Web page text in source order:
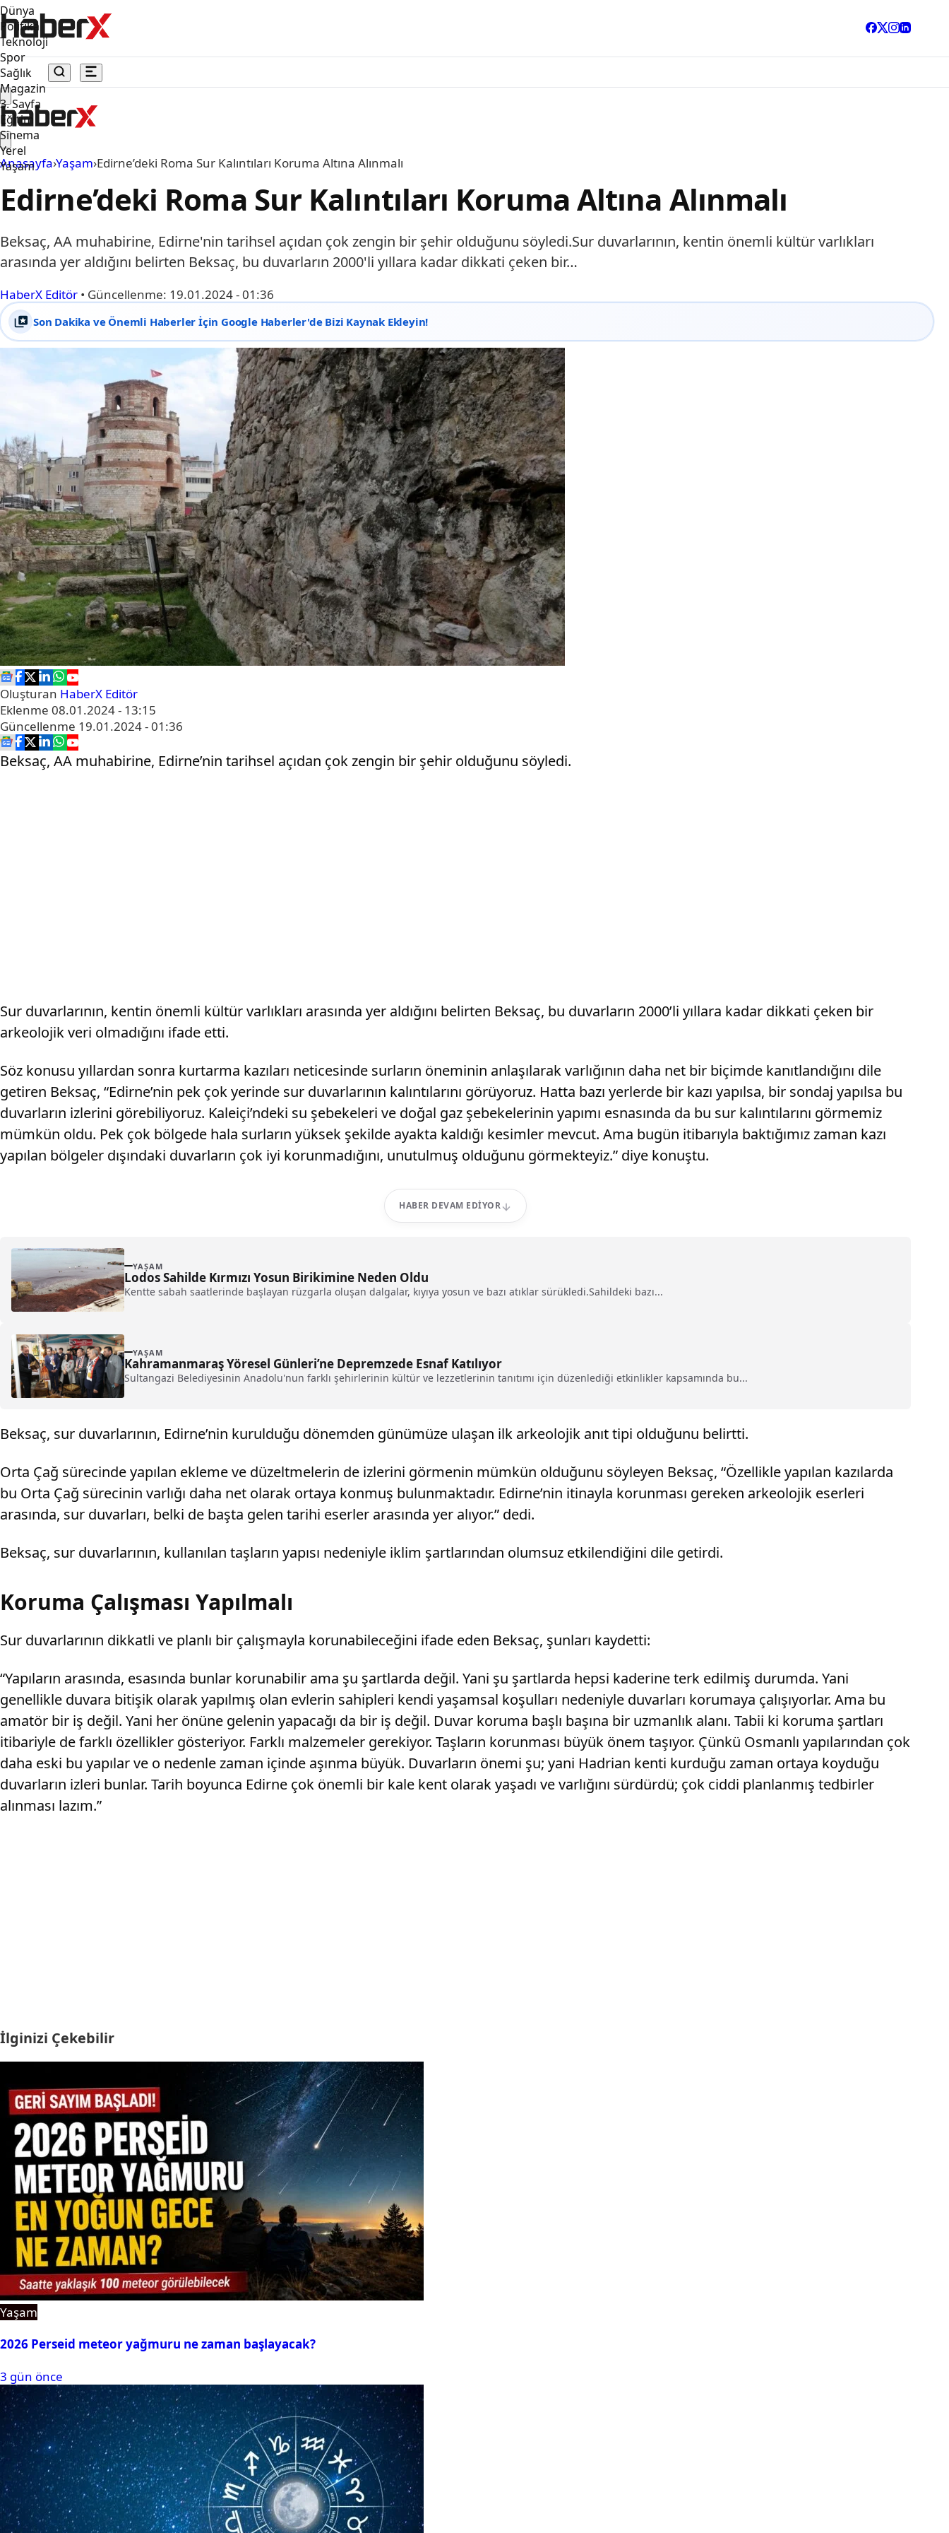
Dünya
Politika
Teknoloji
Spor
Sağlık
Magazin
3. Sayfa
Eğitim
Sinema
Yerel
Yaşam
Anasayfa›Yaşam›Edirne’deki Roma Sur Kalıntıları Koruma Altına Alınmalı
Edirne’deki Roma Sur Kalıntıları Koruma Altına Alınmalı
Beksaç, AA muhabirine, Edirne'nin tarihsel açıdan çok zengin bir şehir olduğunu söyledi.Sur duvarlarının, kentin önemli kültür varlıkları
arasında yer aldığını belirten Beksaç, bu duvarların 2000'li yıllara kadar dikkati çeken bir…
HaberX Editör • Güncellenme: 19.01.2024 - 01:36
Son Dakika ve Önemli Haberler İçin Google Haberler'de Bizi Kaynak Ekleyin!
Oluşturan HaberX Editör
Eklenme 08.01.2024 - 13:15
Güncellenme 19.01.2024 - 01:36
Beksaç, AA muhabirine, Edirne’nin tarihsel açıdan çok zengin bir şehir olduğunu söyledi.
Sur duvarlarının, kentin önemli kültür varlıkları arasında yer aldığını belirten Beksaç, bu duvarların 2000’li yıllara kadar dikkati çeken bir
arkeolojik veri olmadığını ifade etti.
Söz konusu yıllardan sonra kurtarma kazıları neticesinde surların öneminin anlaşılarak varlığının daha net bir biçimde kanıtlandığını dile
getiren Beksaç, “Edirne’nin pek çok yerinde sur duvarlarının kalıntılarını görüyoruz. Hatta bazı yerlerde bir kazı yapılsa, bir sondaj yapılsa bu
duvarların izlerini görebiliyoruz. Kaleiçi’ndeki su şebekeleri ve doğal gaz şebekelerinin yapımı esnasında da bu sur kalıntılarını görmemiz
mümkün oldu. Pek çok bölgede hala surların yüksek şekilde ayakta kaldığı kesimler mevcut. Ama bugün itibarıyla baktığımız zaman kazı
yapılan bölgeler dışındaki duvarların çok iyi korunmadığını, unutulmuş olduğunu görmekteyiz.” diye konuştu.
HABER DEVAM EDIYOR
YAŞAM
Lodos Sahilde Kırmızı Yosun Birikimine Neden Oldu
Kentte sabah saatlerinde başlayan rüzgarla oluşan dalgalar, kıyıya yosun ve bazı atıklar sürükledi.Sahildeki bazı...
YAŞAM
Kahramanmaraş Yöresel Günleri’ne Depremzede Esnaf Katılıyor
Sultangazi Belediyesinin Anadolu'nun farklı şehirlerinin kültür ve lezzetlerinin tanıtımı için düzenlediği etkinlikler kapsamında bu...
Beksaç, sur duvarlarının, Edirne’nin kurulduğu dönemden günümüze ulaşan ilk arkeolojik anıt tipi olduğunu belirtti.
Orta Çağ sürecinde yapılan ekleme ve düzeltmelerin de izlerini görmenin mümkün olduğunu söyleyen Beksaç, “Özellikle yapılan kazılarda
bu Orta Çağ sürecinin varlığı daha net olarak ortaya konmuş bulunmaktadır. Edirne’nin itinayla korunması gereken arkeolojik eserleri
arasında, sur duvarları, belki de başta gelen tarihi eserler arasında yer alıyor.” dedi.
Beksaç, sur duvarlarının, kullanılan taşların yapısı nedeniyle iklim şartlarından olumsuz etkilendiğini dile getirdi.
Koruma Çalışması Yapılmalı
Sur duvarlarının dikkatli ve planlı bir çalışmayla korunabileceğini ifade eden Beksaç, şunları kaydetti:
“Yapıların arasında, esasında bunlar korunabilir ama şu şartlarda değil. Yani şu şartlarda hepsi kaderine terk edilmiş durumda. Yani
genellikle duvara bitişik olarak yapılmış olan evlerin sahipleri kendi yaşamsal koşulları nedeniyle duvarları korumaya çalışıyorlar. Ama bu
amatör bir iş değil. Yani her önüne gelenin yapacağı da bir iş değil. Duvar koruma başlı başına bir uzmanlık alanı. Tabii ki koruma şartları
itibariyle de farklı özellikler gösteriyor. Farklı malzemeler gerekiyor. Taşların korunması büyük önem taşıyor. Çünkü Osmanlı yapılarından çok
daha eski bu yapılar ve o nedenle zaman içinde aşınma büyük. Duvarların önemi şu; yani Hadrian kenti kurduğu zaman ortaya koyduğu
duvarların izleri bunlar. Tarih boyunca Edirne çok önemli bir kale kent olarak yaşadı ve varlığını sürdürdü; çok ciddi planlanmış tedbirler
alınması lazım.”
İlginizi Çekebilir
Yaşam
2026 Perseid meteor yağmuru ne zaman başlayacak?
3 gün önce